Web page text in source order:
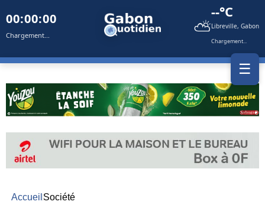
00:00:00
Chargement... ⛅
--°C
Libreville, Gabon
Chargement...
☰
Accueil Société